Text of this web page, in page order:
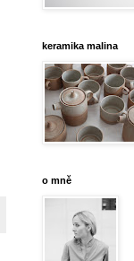
keramika malina
o mně